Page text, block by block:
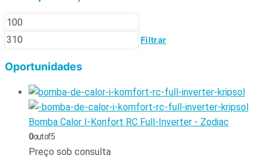
Filtrar
Oportunidades
Bomba Calor I-Konfort RC Full-Inverter - Zodiac
0out of 5
Preço sob consulta